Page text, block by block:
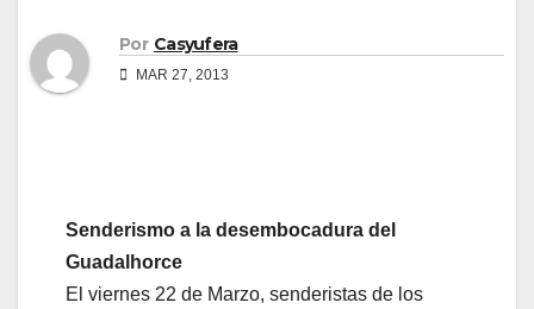
Por Casyufera
MAR 27, 2013
Senderismo a la desembocadura del
Guadalhorce
El viernes 22 de Marzo, senderistas de los